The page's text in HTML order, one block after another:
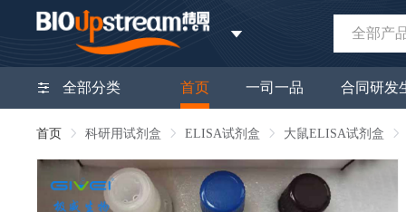
全部产
全部分类 首页 一司一品 合同研发
首页 科研用试剂盒 ELISA试剂盒 大鼠ELISA试剂盒